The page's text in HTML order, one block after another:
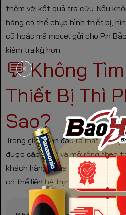
thêm với kết quả tra cứu. Nếu
hàng có thể chụp hình thiết bị,
cũ hoặc mã model gửi cho Pin
kiểm tra kỹ hơn.
💬 Không
Thiết Bị Thì
Sao?
Trong giai đoạn đầu ra mắt, dữ
được cập nhật và mở rộng theo
khách hàng chưa tìm thấy thiết
có thể liên hệ trực tiếp với Pin